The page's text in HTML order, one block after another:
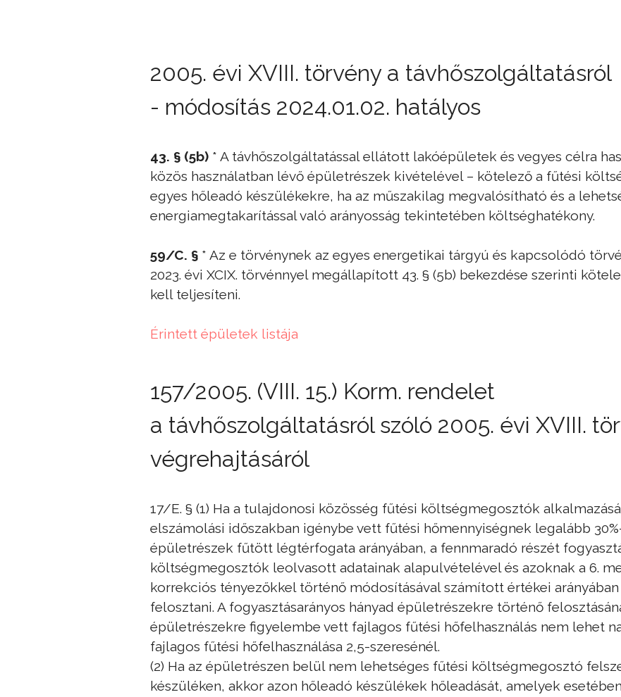
2005. évi XVIII. törvény a távhőszolgáltatásról
- módosítás 2024.01.02. hatályos
43. § (5b) * A távhőszolgáltatással ellátott lakóépületek és vegyes célra
közös használatban lévő épületrészek kivételével – kötelező a fűtési
egyes hőleadó készülékekre, ha az műszakilag megvalósítható és a
energiamegtakarítással való arányosság tekintetében költséghatékony.
59/C. § * Az e törvénynek az egyes energetikai tárgyú és kapcsolódó
2023. évi XCIX. törvénnyel megállapított 43. § (5b) bekezdése szerinti
kell teljesíteni.
Érintett épületek listája
157/2005. (VIII. 15.) Korm. rendelet
a távhőszolgáltatásról szóló 2005. évi XVIII.
végrehajtásáról
17/E. § (1) Ha a tulajdonosi közösség fűtési költségmegosztók
elszámolási időszakban igénybe vett fűtési hőmennyiségnek legalább
épületrészek fűtött légtérfogata arányában, a fennmaradó részét
költségmegosztók leolvasott adatainak alapulvételével és azoknak a 6.
korrekciós tényezőkkel történő módosításával számított értékei
felosztani. A fogyasztásarányos hányad épületrészekre történő
épületrészekre figyelembe vett fajlagos fűtési hőfelhasználás nem lehet
fajlagos fűtési hőfelhasználása 2,5-szeresénél.
(2) Ha az épületrészen belül nem lehetséges fűtési költségmegosztó
készüléken, akkor azon hőleadó készülékek hőleadását, amelyek